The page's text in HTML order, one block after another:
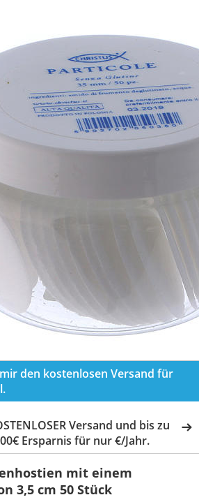
den kostenlosen Versand für
Versand und bis zu
Ersparnis für nur €/Jahr.
mit einem
3,5 cm 50 Stück